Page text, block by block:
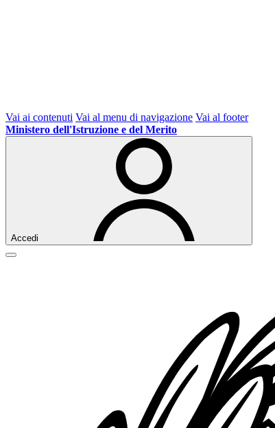
Vai ai contenuti Vai al menu di navigazione Vai al footer
Ministero dell'Istruzione e del Merito
Accedi